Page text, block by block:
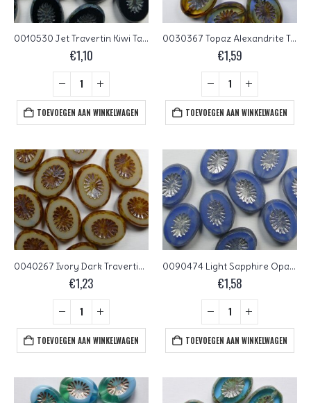
0010530 Jet Travertin Kiwi Table Cut Bead. 5 Pc.
€1,10
TOEVOEGEN AAN WINKELWAGEN
0030367 Topaz Alexandrite Travertin Kiwi Table Cut Bead. 5 Pc.
€1,59
TOEVOEGEN AAN WINKELWAGEN
0040267 Ivory Dark Travertin Kiwi Table Cut Bead. 5 Pc.
€1,23
TOEVOEGEN AAN WINKELWAGEN
0090474 Light Sapphire Opal Labrador Washed Kiwi Table Cut Bead. 5 Pc.
€1,58
TOEVOEGEN AAN WINKELWAGEN